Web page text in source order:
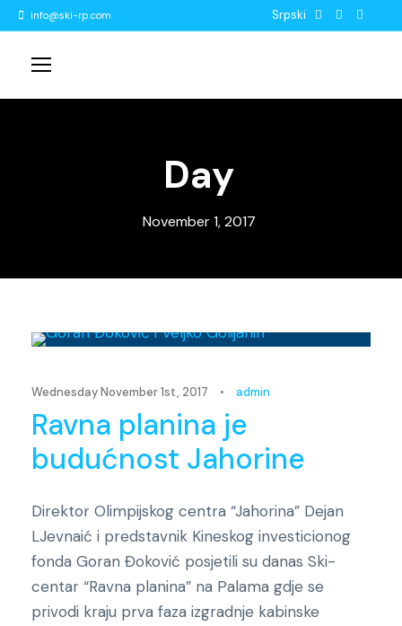
info@ski-rp.com Srpski
Day
November 1, 2017
Wednesday November 1st, 2017 • admin
Ravna planina je
budućnost Jahorine
Direktor Olimpijskog centra “Jahorina” Dejan
LJevnaić i predstavnik Kineskog investicionog
fonda Goran Đoković posjetili su danas Ski-
centar “Ravna planina” na Palama gdje se
privodi kraju prva faza izgradnje kabinske